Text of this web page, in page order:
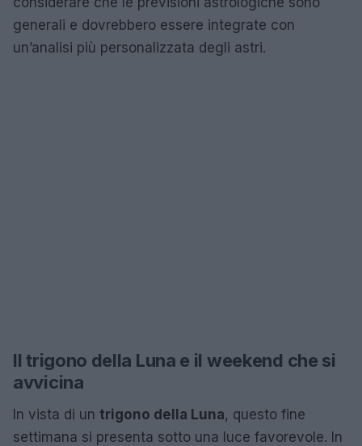
generali e dovrebbero essere integrate con
un’analisi più personalizzata degli astri.
Il trigono della Luna e il weekend che si
avvicina
In vista di un trigono della Luna, questo fine
settimana si presenta sotto una luce favorevole. In